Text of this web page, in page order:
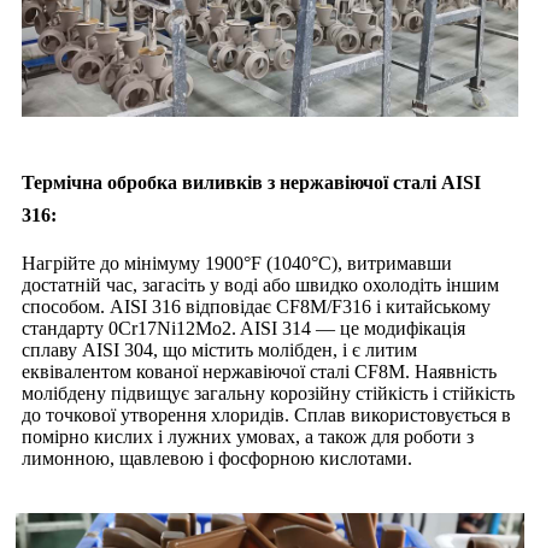
Термічна обробка виливків з нержавіючої сталі AISI
316:
Нагрійте до мінімуму 1900°F (1040°C), витримавши
достатній час, загасіть у воді або швидко охолодіть іншим
способом. AISI 316 відповідає CF8M/F316 і китайському
стандарту 0Cr17Ni12Mo2. AISI 314 — це модифікація
сплаву AISI 304, що містить молібден, і є литим
еквівалентом кованої нержавіючої сталі CF8M. Наявність
молібдену підвищує загальну корозійну стійкість і стійкість
до точкової утворення хлоридів. Сплав використовується в
помірно кислих і лужних умовах, а також для роботи з
лимонною, щавлевою і фосфорною кислотами.